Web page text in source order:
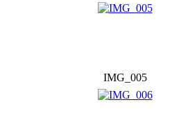
IMG_005